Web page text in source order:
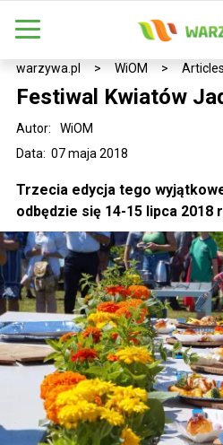
warzywa.pl > WiOM > Articles
Festiwal Kwiatów
Data: 07 maja 2018
Autor: WiOM
Trzecia edycja tego
odbędzie się 14-15 lipca 2018